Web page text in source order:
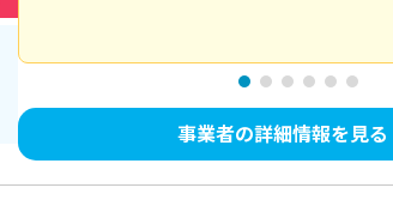
事業者の詳細情報を見る